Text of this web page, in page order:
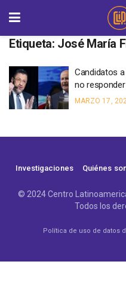
Etiqueta: José María
Candidatos
no
MARZO 17,
Investigaciones Quiénes
© 2024 Centro
Todos los
Política de uso de datos